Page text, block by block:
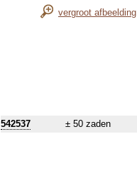
vergroot afbeelding
542537 ± 50 zaden